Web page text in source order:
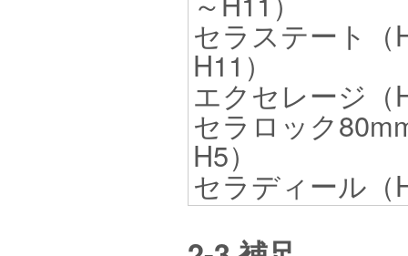
セラステート（
H11）
エクセレージ（
セラロック
H5）
セラディール（